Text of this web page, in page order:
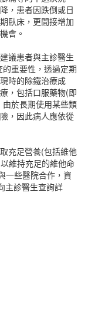
，患者因跌倒或日
臥床，更間接增加
會。
議患者與主診醫生
重要性，透過定期
時的除鐵治療成
，包括口服藥物(即
於長期使用某些類
，因此病人應依從
充足營養(包括維他
維持充足的維他命
一些醫院合作，資
主診醫生查詢詳